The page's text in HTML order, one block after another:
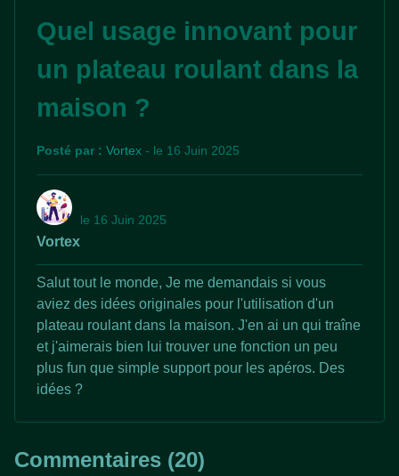
Quel usage innovant pour
un plateau roulant dans la
maison ?
Posté par : Vortex - le 16 Juin 2025
Vortex
le 16 Juin 2025
Salut tout le monde, Je me demandais si vous
aviez des idées originales pour l'utilisation d'un
plateau roulant dans la maison. J'en ai un qui traîne
et j'aimerais bien lui trouver une fonction un peu
plus fun que simple support pour les apéros. Des
idées ?
Commentaires (20)